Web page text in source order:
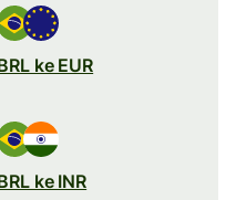
ke EUR
ke INR